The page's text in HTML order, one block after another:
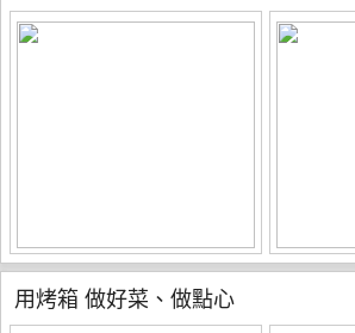
用烤箱 做好菜、做點心